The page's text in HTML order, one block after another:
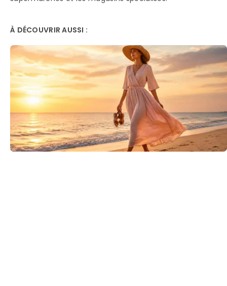
À DÉCOUVRIR AUSSI :